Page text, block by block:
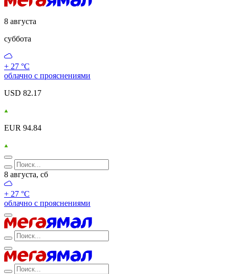
8 августа
суббота
+ 27 °С
облачно с прояснениями
USD 82.17
EUR 94.84
8 августа, сб
+ 27 °С
облачно с прояснениями